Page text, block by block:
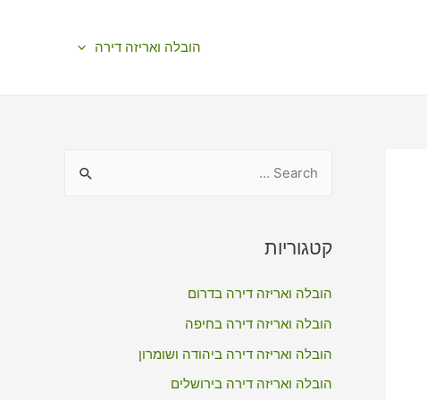
הובלה ואריזה דירה
r
h
f
o
קטגוריות
הובלה ואריזה דירה בדרום
הובלה ואריזה דירה בחיפה
הובלה ואריזה דירה ביהודה ושומרון
הובלה ואריזה דירה בירושלים